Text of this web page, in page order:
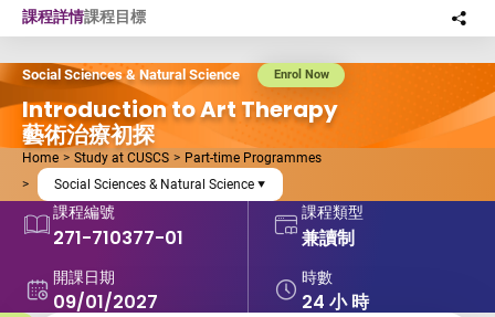
Skip to main content
Social Sciences & Natural Science Enrol Now
Introduction to Art Therapy
藝術治療初探
Home Study at CUSCS
Part-time Programmes
Social Sciences & Natural Science
課程編號
271-710377-01
課程類型
兼讀制
開課日期
09/01/2027
時數
24 小 時
課程詳情課程目標